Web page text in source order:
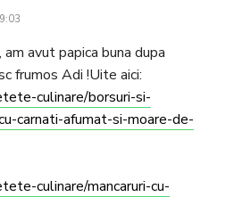
avut papica buna dupa
frumos Adi !Uite aici:
culinare/borsuri-si-
carnati-afumat-si-moare-de-
culinare/mancaruri-cu-